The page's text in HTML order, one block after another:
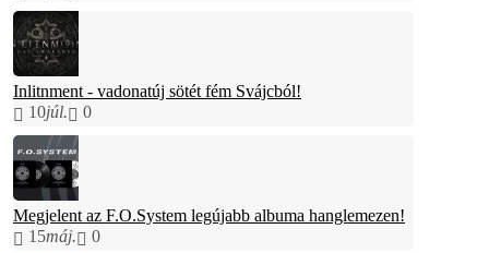
Inlitnment - vadonatúj sötét fém Svájcból!
10júl. 0
Megjelent az F.O.System legújabb albuma hanglemezen!
15máj. 0